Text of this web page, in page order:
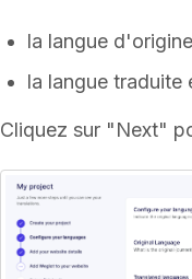
la langue
la langue traduite
Cliquez sur "Next"